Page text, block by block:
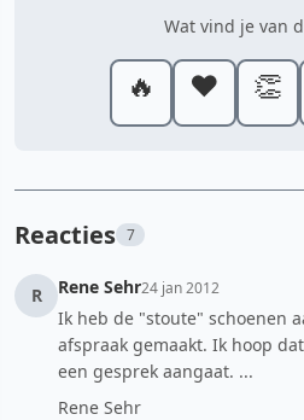
Wat vind je van
🔥 ❤️ 👏
Reacties 7
R Rene Sehr24 jan 2012
Ik heb de "stoute" schoenen
afspraak gemaakt. Ik hoop
een gesprek aangaat. ...
Rene Sehr